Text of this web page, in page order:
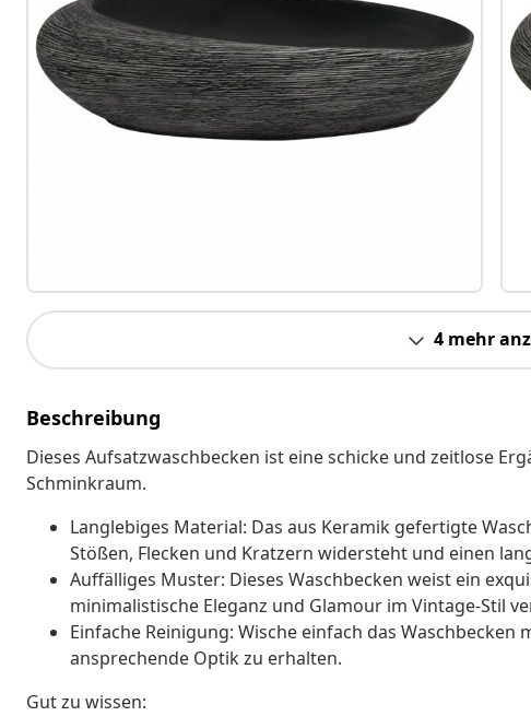
4 mehr
Beschreibung
Dieses Aufsatzwaschbecken ist eine schicke und zeitlose
Schminkraum.
Langlebiges Material: Das aus Keramik gefertigte
Stößen, Flecken und Kratzern widersteht und einen
Auffälliges Muster: Dieses Waschbecken weist ein
minimalistische Eleganz und Glamour im Vintage-Stil
Einfache Reinigung: Wische einfach das Waschbecken
ansprechende Optik zu erhalten.
Gut zu wissen: